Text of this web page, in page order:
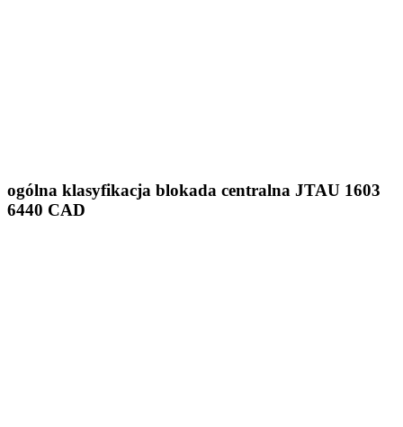
ogólna klasyfikacja blokada centralna JTAU 1603
6440 CAD